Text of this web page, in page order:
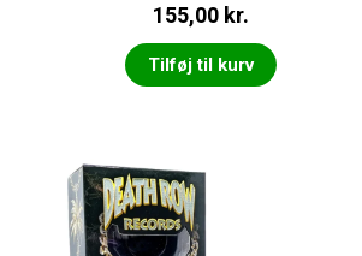
155,00 kr.
Tilføj til kurv